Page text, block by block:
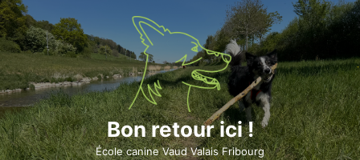
Bon retour ici !
École canine Vaud Valais Fribourg